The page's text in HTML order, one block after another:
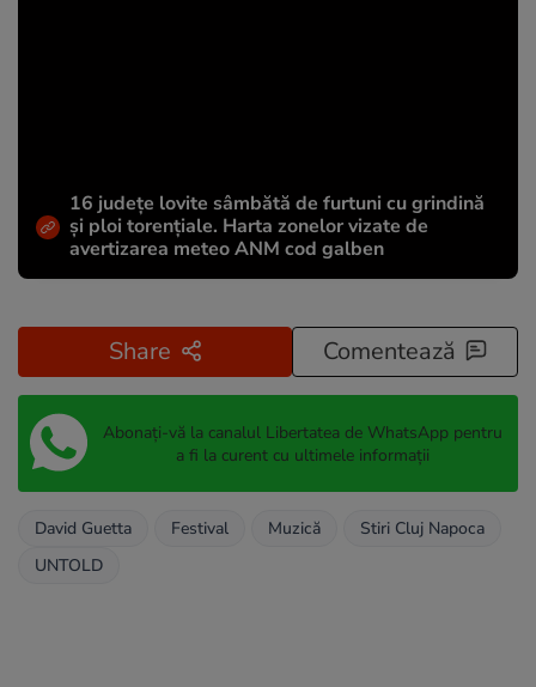
16 județe lovite sâmbătă de furtuni cu grindină
și ploi torențiale. Harta zonelor vizate de
avertizarea meteo ANM cod galben
Share Comentează
Abonați-vă la canalul Libertatea de WhatsApp pentru
a fi la curent cu ultimele informații
David Guetta Festival Muzică
Stiri Cluj Napoca
UNTOLD